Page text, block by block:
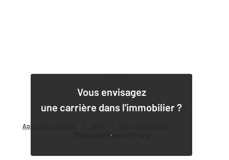
Agence immobilière
Vous envisagez
une carrière dans l'immobilier ?
Découvrir nos offres
1